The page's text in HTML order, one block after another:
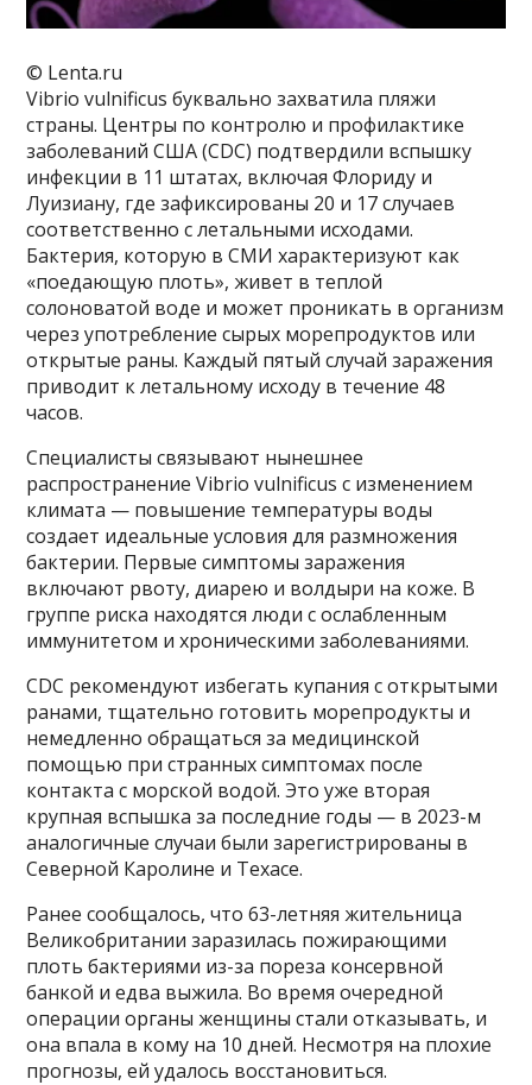
© Lenta.ru
Vibrio vulnificus буквально захватила пляжи
страны. Центры по контролю и профилактике
заболеваний США (CDC) подтвердили вспышку
инфекции в 11 штатах, включая Флориду и
Луизиану, где зафиксированы 20 и 17 случаев
соответственно с летальными исходами.
Бактерия, которую в СМИ характеризуют как
«поедающую плоть», живет в теплой
солоноватой воде и может проникать в организм
через употребление сырых морепродуктов или
открытые раны. Каждый пятый случай заражения
приводит к летальному исходу в течение 48
часов.
Специалисты связывают нынешнее
распространение Vibrio vulnificus с изменением
климата — повышение температуры воды
создает идеальные условия для размножения
бактерии. Первые симптомы заражения
включают рвоту, диарею и волдыри на коже. В
группе риска находятся люди с ослабленным
иммунитетом и хроническими заболеваниями.
CDC рекомендуют избегать купания с открытыми
ранами, тщательно готовить морепродукты и
немедленно обращаться за медицинской
помощью при странных симптомах после
контакта с морской водой. Это уже вторая
крупная вспышка за последние годы — в 2023-м
аналогичные случаи были зарегистрированы в
Северной Каролине и Техасе.
Ранее сообщалось, что 63-летняя жительница
Великобритании заразилась пожирающими
плоть бактериями из-за пореза консервной
банкой и едва выжила. Во время очередной
операции органы женщины стали отказывать, и
она впала в кому на 10 дней. Несмотря на плохие
прогнозы, ей удалось восстановиться.